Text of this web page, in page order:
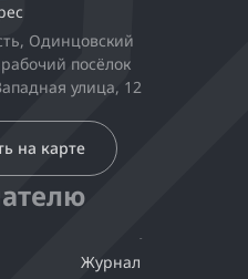
Одинцовский
посёлок
улица, 12
на карте
Журнал